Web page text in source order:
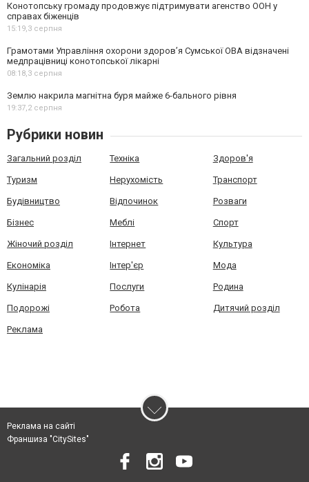
Конотопську громаду продовжує підтримувати агенство ООН у
справах біженців
15:19,3 серпня
Грамотами Управління охорони здоров’я Сумської ОВА відзначені
медпрацівниці конотопської лікарні
08:18,3 серпня
Землю накрила магнітна буря майже 6-бального рівня
19:37,2 серпня
Рубрики новин
Загальний розділ Техніка Здоров'я
Туризм Нерухомість Транспорт
Будівництво Відпочинок Розваги
Бізнес Меблі Спорт
Жіночий розділ Інтернет Культура
Економіка Інтер'єр Мода
Кулінарія Послуги Родина
Подорожі Робота Дитячий розділ
Реклама
Реклама на сайті
Франшиза "CitySites"